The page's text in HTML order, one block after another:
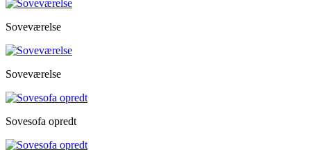
Soveværelse
Soveværelse
Sovesofa opredt